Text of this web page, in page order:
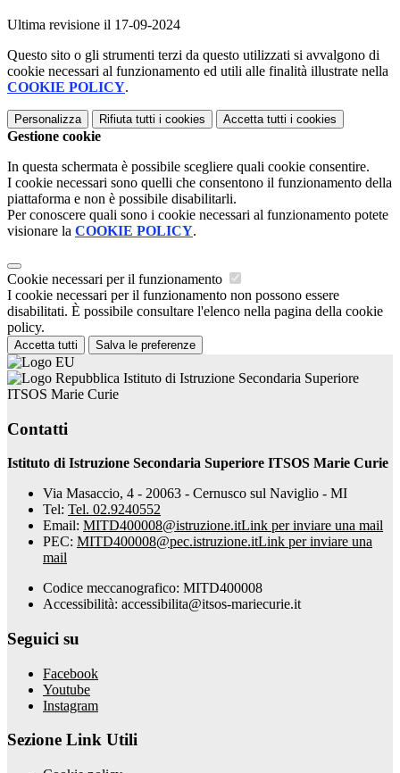
Ultima revisione il 17-09-2024
Questo sito o gli strumenti terzi da questo utilizzati si avvalgono di
cookie necessari al funzionamento ed utili alle finalità illustrate nella
COOKIE POLICY.
Personalizza Rifiuta tutti i cookies Accetta tutti i cookies
Gestione cookie
In questa schermata è possibile scegliere quali cookie consentire.
I cookie necessari sono quelli che consentono il funzionamento della
piattaforma e non è possibile disabilitarli.
Per conoscere quali sono i cookie necessari al funzionamento potete
visionare la COOKIE POLICY.
Cookie necessari per il funzionamento
I cookie necessari per il funzionamento non possono essere
disabilitati. È possibile consultare l'elenco nella pagina della cookie
policy.
Accetta tutti Salva le preferenze
Istituto di Istruzione Secondaria Superiore
ITSOS Marie Curie
Contatti
Istituto di Istruzione Secondaria Superiore ITSOS Marie Curie
Via Masaccio, 4 - 20063 - Cernusco sul Naviglio - MI
Tel: Tel. 02.9240552
Email: MITD400008@istruzione.itLink per inviare una mail
PEC: MITD400008@pec.istruzione.itLink per inviare una
mail
Codice meccanografico: MITD400008
Accessibilità: accessibilita@itsos-mariecurie.it
Seguici su
Facebook
Youtube
Instagram
Sezione Link Utili